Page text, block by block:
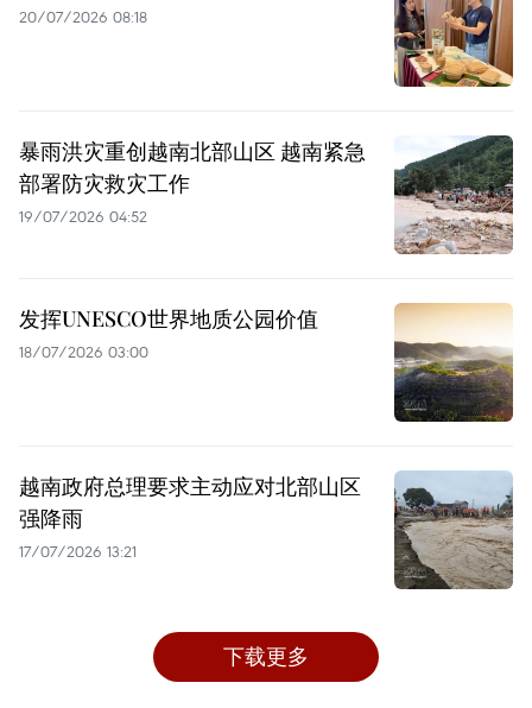
20/07/2026 08:18
暴雨洪灾重创越南北部山区 越南紧急
部署防灾救灾工作
19/07/2026 04:52
发挥UNESCO世界地质公园价值
18/07/2026 03:00
越南政府总理要求主动应对北部山区
强降雨
17/07/2026 13:21
下载更多